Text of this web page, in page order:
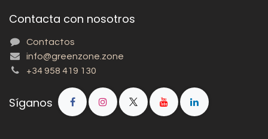
Contacta con nosotros
Contactos
info@greenzone.zone
+34 958 419 130
Síganos